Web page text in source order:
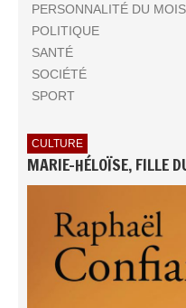
PERSONNALITÉ DU MOIS
POLITIQUE
SANTÉ
SOCIÉTÉ
SPORT
CULTURE
MARIE-HÉLOÏSE, FILLE